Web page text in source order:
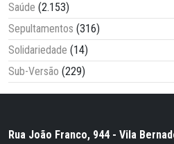
Saúde (2.153)
Sepultamentos (316)
Solidariedade (14)
Sub-Versão (229)
Rua João Franco, 944 - Vila